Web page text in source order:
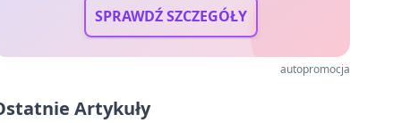
SPRAWDŹ SZCZEGÓŁY
autopromocja
Artykuły